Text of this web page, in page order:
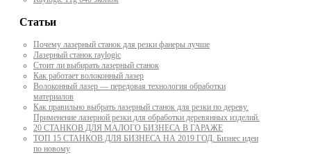
Статьи
Почему лазерный станок для резки фанеры лучше
Лазерный станок raylogic
Стоит ли выбирать лазерный станок
Как работает волоконный лазер
Волоконный лазер — передовая технология обработки
материалов
Как правильно выбрать лазерный станок для резки по дереву.
Применение лазерной резки для обработки деревянных изделий.
20 СТАНКОВ ДЛЯ МАЛОГО БИЗНЕСА В ГАРАЖЕ
ТОП 15 СТАНКОВ ДЛЯ БИЗНЕСА НА 2019 ГОД. Бизнес идеи
по новому